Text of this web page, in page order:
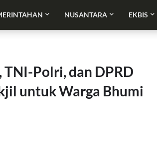
NUSANTARA EKBIS
Polri, dan DPRD
untuk Warga Bhumi